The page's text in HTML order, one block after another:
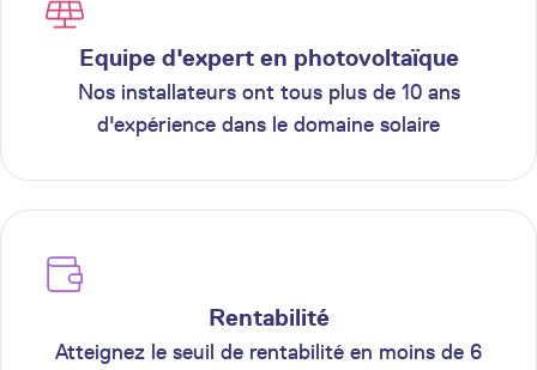
Equipe d'expert en photovoltaïque
Nos installateurs ont tous plus de 10 ans
d'expérience dans le domaine solaire
Rentabilité
Atteignez le seuil de rentabilité en moins de 6